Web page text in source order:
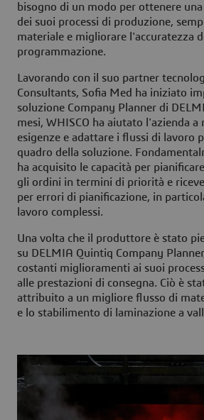
bisogno di un modo per ottenere
dei suoi processi di produzione,
materiale e migliorare l'accuratezza
programmazione.
Lavorando con il suo partner
Consultants, Sofia Med ha iniziato
soluzione Company Planner di
mesi, WHISCO ha aiutato l'azienda a
esigenze e adattare i flussi di lavoro
quadro della soluzione.
ha acquisito le capacità per
gli ordini in termini di priorità e
per errori di pianificazione, in
lavoro complessi.
Una volta che il produttore è stato
su DELMIA Quintiq Company
costanti miglioramenti ai suoi
alle prestazioni di consegna. Ciò è
attribuito a un migliore flusso di
e lo stabilimento di laminazione a